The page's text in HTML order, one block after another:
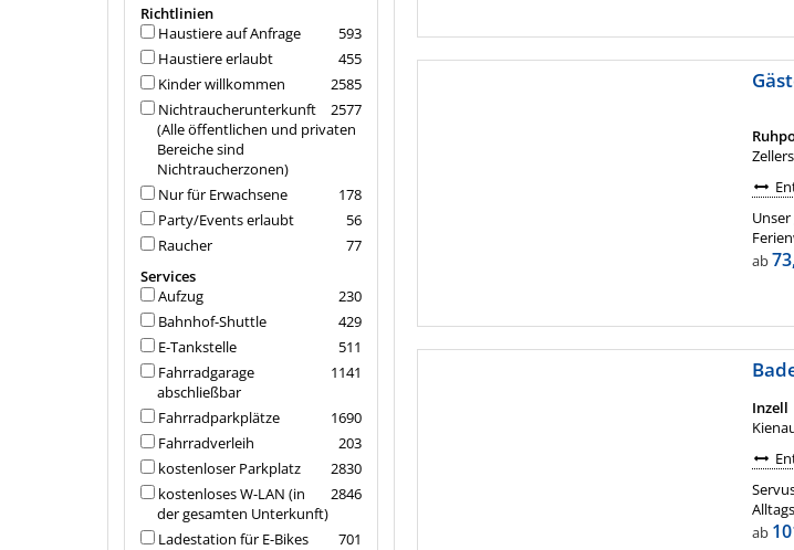
ab
Inzell
ab
Richtlinien
593
Haustiere auf Anfrage
455
Haustiere erlaubt
2585
Kinder willkommen
2577
Nichtraucherunterkunft
(Alle öffentlichen und privaten
Bereiche sind
Nichtraucherzonen)
178
Nur für Erwachsene
56
Party/Events erlaubt
77
Raucher
Services
230
Aufzug
429
Bahnhof-Shuttle
511
E-Tankstelle
1141
Fahrradgarage
abschließbar
1690
Fahrradparkplätze
203
Fahrradverleih
2830
kostenloser Parkplatz
2846
kostenloses W-LAN (in
der gesamten Unterkunft)
701
Ladestation für E-Bikes